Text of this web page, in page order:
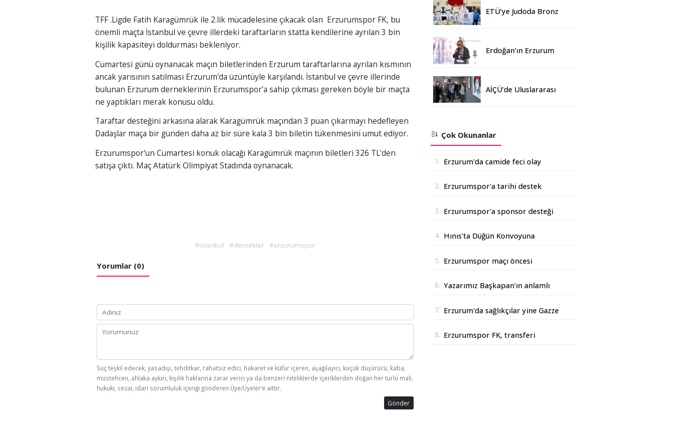
TFF .Ligde Fatih Karagümrük ile 2.lik mücadelesine çıkacak olan Erzurumspor FK, bu
önemli maçta İstanbul ve çevre illerdeki taraftarların statta kendilerine ayrılan 3 bin
kişilik kapasiteyi doldurması bekleniyor.
Cumartesi günü oynanacak maçın biletlerinden Erzurum taraftarlarına ayrılan kısmının
ancak yarısının satılması Erzurum'da üzüntüyle karşılandı. İstanbul ve çevre illerinde
bulunan Erzurum derneklerinin Erzurumspor'a sahip çıkması gereken böyle bir maçta
ne yaptıkları merak konusu oldu.
Taraftar desteğini arkasına alarak Karagümrük maçından 3 puan çıkarmayı hedefleyen
Dadaşlar maça bir günden daha az bir süre kala 3 bin biletin tükenmesini umut ediyor.
Erzurumspor'un Cumartesi konuk olacağı Karagümrük maçının biletleri 326 TL'den
satışa çıktı. Maç Atatürk Olimpiyat Stadında oynanacak.
#istanbul #dernekler #erzurumspor
Yorumlar (0)
Suç teşkil edecek, yasadışı, tehditkar, rahatsız edici, hakaret ve küfür içeren, aşağılayıcı, küçük düşürücü, kaba,
müstehcen, ahlaka aykırı, kişilik haklarına zarar verici ya da benzeri niteliklerde içeriklerden doğan her türlü mali,
hukuki, cezai, idari sorumluluk içeriği gönderen Üye/Üyeler’e aittir.
Gönder
ETÜ’ye Judoda Bronz
Erdoğan'ın Erzurum
rekoru kırıldı
AİÇÜ’de Uluslararası
Açıldı
Çok Okunanlar
1. Erzurum'da camide feci olay
2. Erzurumspor'a tarihi destek
3. Erzurumspor'a sponsor desteği
4. Hınıs'ta Düğün Konvoyuna
5. Erzurumspor maçı öncesi
6. Yazarımız Başkapan'ın anlamlı
7. Erzurum'da sağlıkçılar yine Gazze
8. Erzurumspor FK, transferi